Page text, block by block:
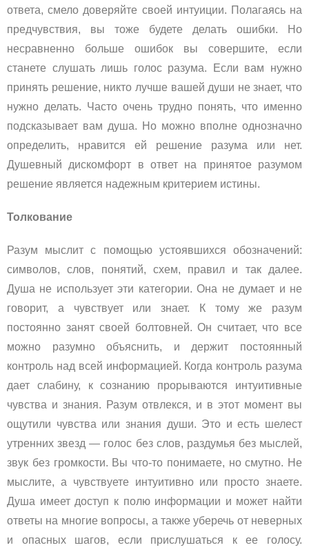
ответа, смело доверяйте своей интуиции. Полагаясь на
предчувствия, вы тоже будете делать ошибки. Но
несравненно больше ошибок вы совершите, если
станете слушать лишь голос разума. Если вам нужно
принять решение, никто лучше вашей души не знает, что
нужно делать. Часто очень трудно понять, что именно
подсказывает вам душа. Но можно вполне однозначно
определить, нравится ей решение разума или нет.
Душевный дискомфорт в ответ на принятое разумом
решение является надежным критерием истины.
Толкование
Разум мыслит с помощью устоявшихся обозначений:
символов, слов, понятий, схем, правил и так далее.
Душа не использует эти категории. Она не думает и не
говорит, а чувствует или знает. К тому же разум
постоянно занят своей болтовней. Он считает, что все
можно разумно объяснить, и держит постоянный
контроль над всей информацией. Когда контроль разума
дает слабину, к сознанию прорываются интуитивные
чувства и знания. Разум отвлекся, и в этот момент вы
ощутили чувства или знания души. Это и есть шелест
утренних звезд — голос без слов, раздумья без мыслей,
звук без громкости. Вы что-то понимаете, но смутно. Не
мыслите, а чувствуете интуитивно или просто знаете.
Душа имеет доступ к полю информации и может найти
ответы на многие вопросы, а также уберечь от неверных
и опасных шагов, если прислушаться к ее голосу.